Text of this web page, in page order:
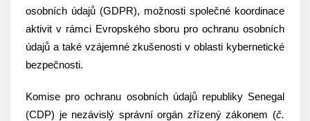
osobních údajů (GDPR), možnosti společné koordinace
aktivit v rámci Evropského sboru pro ochranu osobních
údajů a také vzájemné zkušenosti v oblasti kybernetické
bezpečnosti.
Komise pro ochranu osobních údajů republiky Senegal
(CDP) je nezávislý správní orgán zřízený zákonem (č.